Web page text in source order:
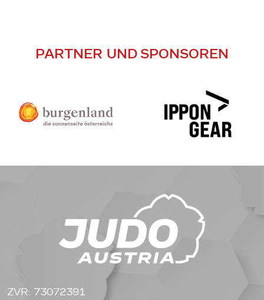
PARTNER UND SPONSOREN
ZVR: 73072391